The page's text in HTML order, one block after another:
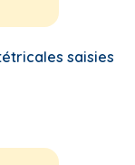
saisies